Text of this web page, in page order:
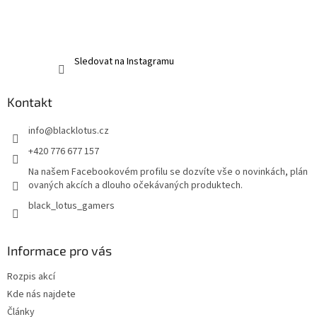
Sledovat na Instagramu
Kontakt
info@blacklotus.cz
+420 776 677 157
Na našem Facebookovém profilu se dozvíte vše o novinkách, plán
ovaných akcích a dlouho očekávaných produktech.
black_lotus_gamers
Informace pro vás
Rozpis akcí
Kde nás najdete
Články